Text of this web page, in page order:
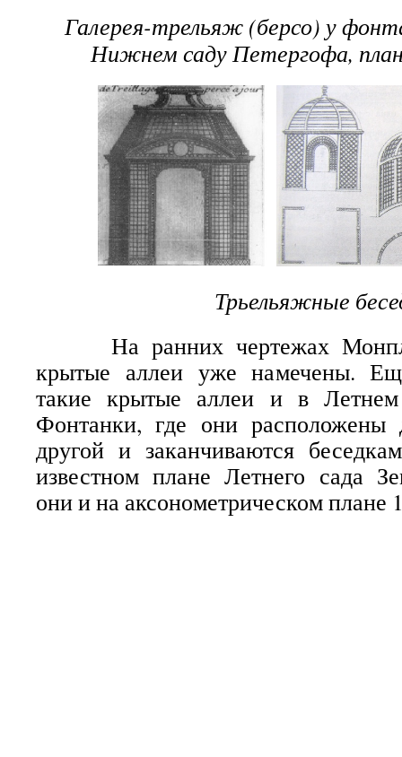
Галерея-трельяж (берсо) у
Нижнем саду Петергофа,
Трьельяжные
На ранних чертежах
крытые аллеи уже намечены.
такие крытые аллеи и в
Фонтанки, где они расположены
другой и заканчиваются
известном плане Летнего сада
они и на аксонометрическом плане